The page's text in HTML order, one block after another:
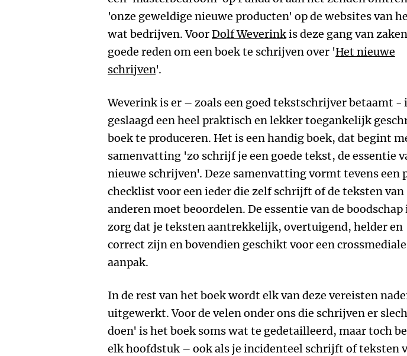
'onze geweldige nieuwe producten' op de websites van
wat bedrijven. VoorDolf Weverinkis deze gang van
goede reden om een boek te schrijven over 'Het nieuwe
schrijven'.
Weverink is er – zoals een goed tekstschrijver betaamt -
geslaagd een heel praktisch en lekker toegankelijk
boek te produceren. Het is een handig boek, dat begint
samenvatting 'zo schrijf je een goede tekst, de essentie
nieuwe schrijven'. Deze samenvatting vormt tevens een
checklist voor een ieder die zelf schrijft of de teksten van
anderen moet beoordelen. De essentie van de boodschap
zorg dat je teksten aantrekkelijk, overtuigend, helder en
correct zijn en bovendien geschikt voor een crossmediale
aanpak.
In de rest van het boek wordt elk van deze vereisten
uitgewerkt. Voor de velen onder ons die schrijven er
doen' is het boek soms wat te gedetailleerd, maar toch
elk hoofdstuk – ook als je incidenteel schrijft of teksten